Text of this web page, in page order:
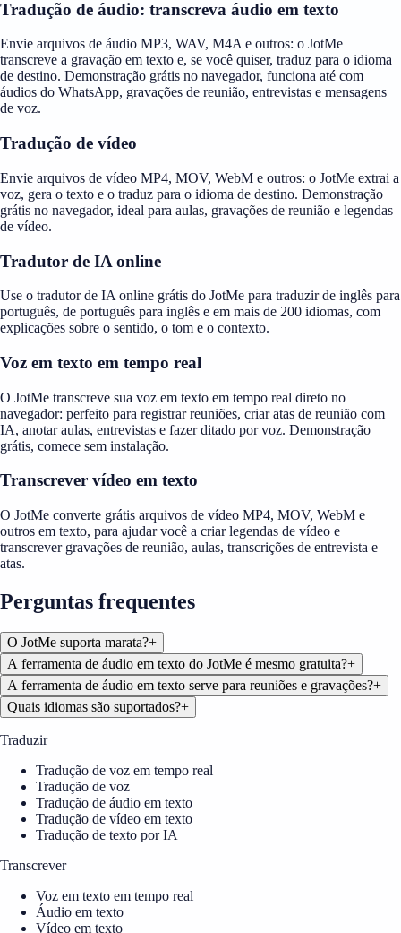
Tradução de áudio: transcreva áudio em texto
Envie arquivos de áudio MP3, WAV, M4A e outros: o JotMe
transcreve a gravação em texto e, se você quiser, traduz para o idioma
de destino. Demonstração grátis no navegador, funciona até com
áudios do WhatsApp, gravações de reunião, entrevistas e mensagens
de voz.
Tradução de vídeo
Envie arquivos de vídeo MP4, MOV, WebM e outros: o JotMe extrai a
voz, gera o texto e o traduz para o idioma de destino. Demonstração
grátis no navegador, ideal para aulas, gravações de reunião e legendas
de vídeo.
Tradutor de IA online
Use o tradutor de IA online grátis do JotMe para traduzir de inglês para
português, de português para inglês e em mais de 200 idiomas, com
explicações sobre o sentido, o tom e o contexto.
Voz em texto em tempo real
O JotMe transcreve sua voz em texto em tempo real direto no
navegador: perfeito para registrar reuniões, criar atas de reunião com
IA, anotar aulas, entrevistas e fazer ditado por voz. Demonstração
grátis, comece sem instalação.
Transcrever vídeo em texto
O JotMe converte grátis arquivos de vídeo MP4, MOV, WebM e
outros em texto, para ajudar você a criar legendas de vídeo e
transcrever gravações de reunião, aulas, transcrições de entrevista e
atas.
Perguntas frequentes
O JotMe suporta marata?+
A ferramenta de áudio em texto do JotMe é mesmo gratuita?+
A ferramenta de áudio em texto serve para reuniões e gravações?+
Quais idiomas são suportados?+
Traduzir
Tradução de voz em tempo real
Tradução de voz
Tradução de áudio em texto
Tradução de vídeo em texto
Tradução de texto por IA
Transcrever
Voz em texto em tempo real
Áudio em texto
Vídeo em texto